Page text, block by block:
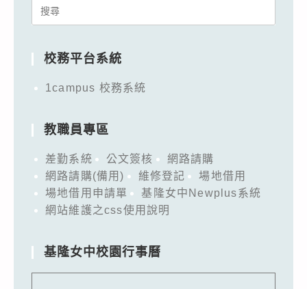
Search
校務平台系統
1campus 校務系統
教職員專區
差勤系統 公文簽核
網路請購
網路請購(備用)
維修登記
場地借用
場地借用申請單
基隆女中Newplus系統
網站維護之css使用說明
基隆女中校園行事曆